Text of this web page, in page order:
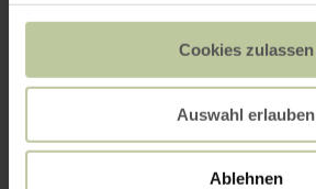
Cookies zulassen
Auswahl erlauben
Ablehnen
Galerie öffnen
Kontakt